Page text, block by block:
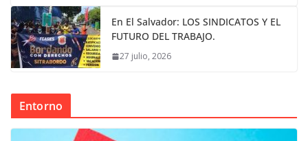
En El Salvador: LOS SINDICATOS Y EL
FUTURO DEL TRABAJO.
27 julio, 2026
Entorno